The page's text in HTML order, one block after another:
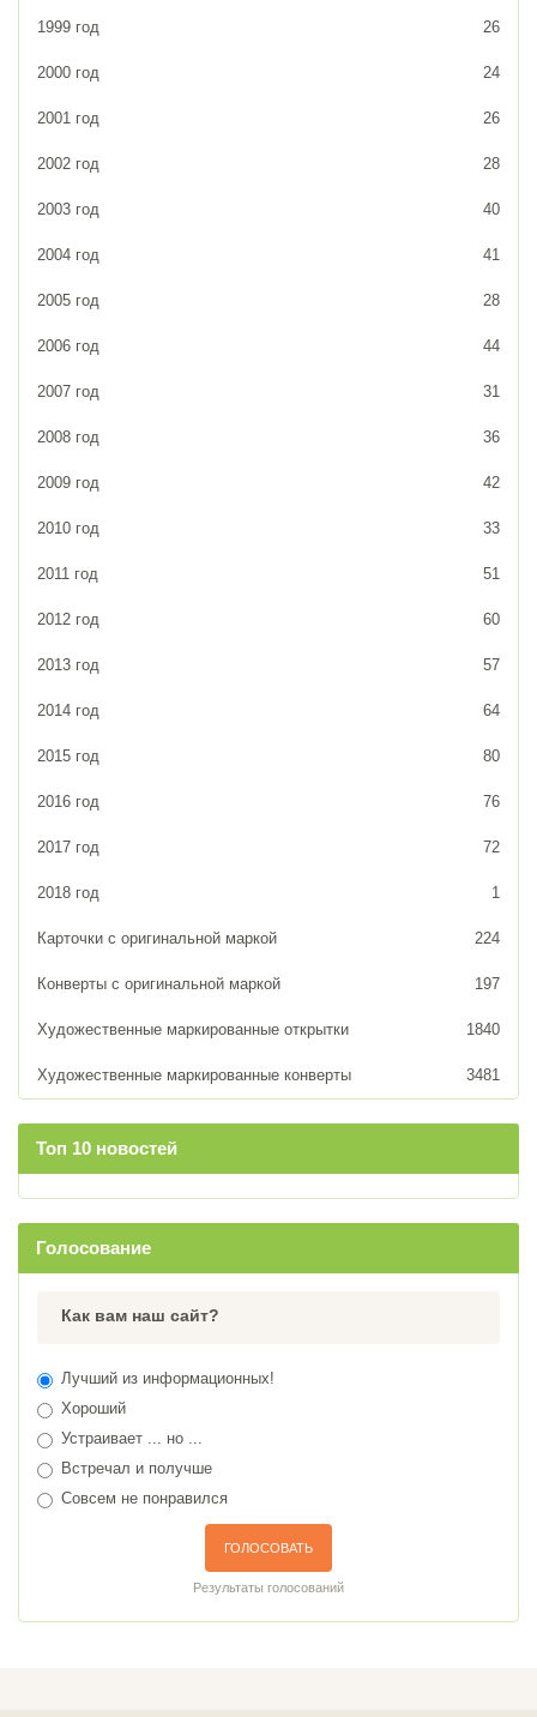
1999 год 26
2000 год 24
2001 год 26
2002 год 28
2003 год 40
2004 год 41
2005 год 28
2006 год 44
2007 год 31
2008 год 36
2009 год 42
2010 год 33
2011 год 51
2012 год 60
2013 год 57
2014 год 64
2015 год 80
2016 год 76
2017 год 72
2018 год 1
Карточки с оригинальной маркой 224
Конверты с оригинальной маркой 197
Художественные маркированные открытки 1840
Художественные маркированные конверты 3481
Топ 10 новостей
Голосование
Как вам наш сайт?
Лучший из информационных!
Хороший
Устраивает ... но ...
Встречал и получше
Совсем не понравился
ГОЛОСОВАТЬ
Результаты голосований